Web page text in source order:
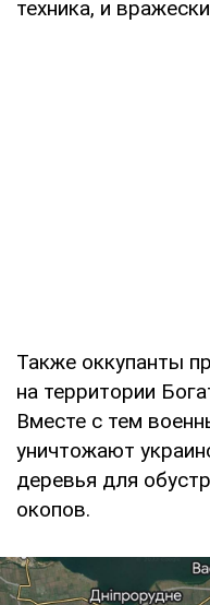
техника, и
Также оккупанты
на территории
Вместе с тем
уничтожают
деревья для
окопов.